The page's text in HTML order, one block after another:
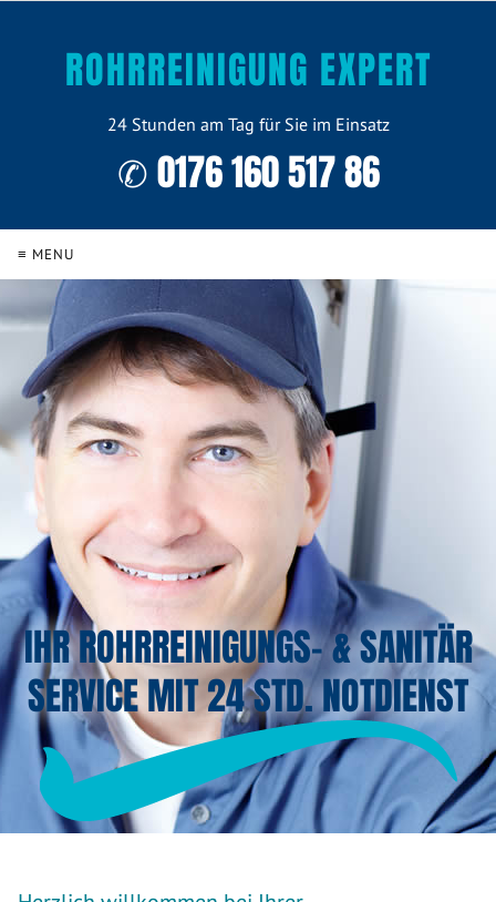
ROHRREINIGUNG EXPERT
24 Stunden am Tag für Sie im Einsatz
✆ 0176 160 517 86
≡ MENU
IHR ROHRREINIGUNGS- & SANITÄR
SERVICE MIT 24 STD. NOTDIENST